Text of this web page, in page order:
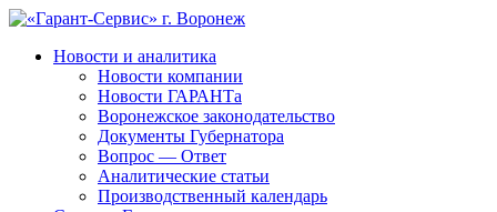
Новости и аналитика
Новости компании
Новости ГАРАНТа
Воронежское законодательство
Документы Губернатора
Вопрос — Ответ
Аналитические статьи
Производственный календарь